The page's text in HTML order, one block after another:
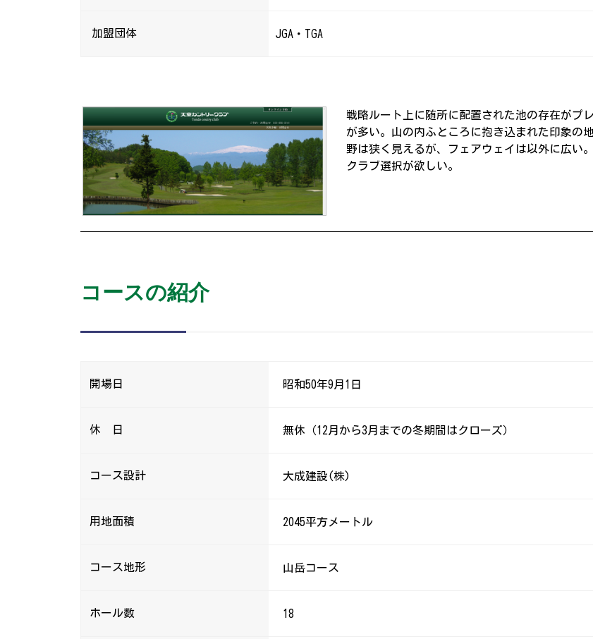
加盟団体 JGA・TGA
戦略ルート上に随所に配置された池の存在がプ
が多い。山の内ふところに抱き込まれた印象の
野は狭く見えるが、フェアウェイは以外に広い
クラブ選択が欲しい。
コースの紹介
開場日 昭和50年9月1日
休 日 無休（12月から3月までの冬期間はクローズ）
コース設計 大成建設(株)
用地面積 2045平方メートル
コース地形 山岳コース
ホール数 18